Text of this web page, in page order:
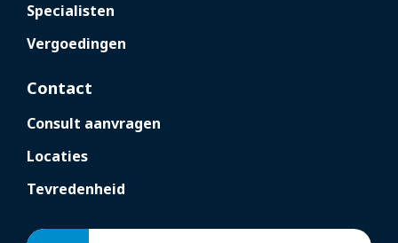
Specialisten
Vergoedingen
Contact
Consult aanvragen
Locaties
Tevredenheid